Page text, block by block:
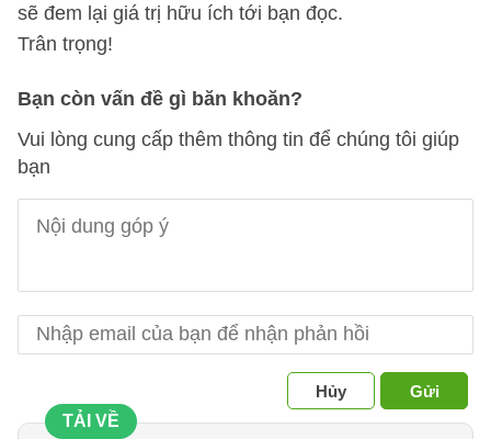
sẽ đem lại giá trị hữu ích tới bạn đọc.
Trân trọng!
Bạn còn vấn đề gì băn khoăn?
Vui lòng cung cấp thêm thông tin để chúng tôi giúp
bạn
Hủy
Gửi
TẢI VỀ